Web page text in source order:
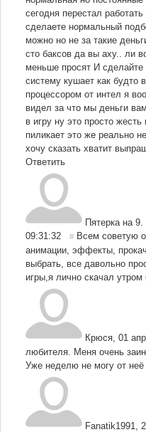
сегодня перестал
сделаете нормальный
можно но не за такие
сто баксов да вы аху.. ли
меньше просят И сделайте
систему кушает как будто
процессором от интел я
видел за что мы деньги
в игру ну это просто
пиликает это же реально
хочу сказать хватит
Ответить
Пятерка на
09:31:32
# Всем советую
анимации, эффекты,
выбрать, все давольно
игры,я лично скачал утром
Крюся 01
любителя. Меня очень
Уже неделю не могу от неё
Fanatik1991